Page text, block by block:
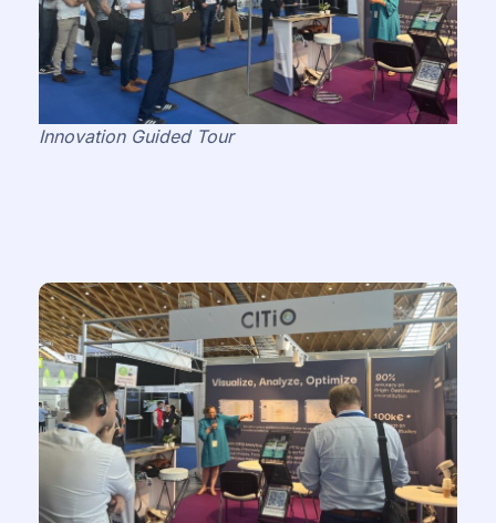
Innovation Guided Tour